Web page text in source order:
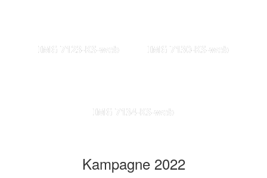
IMG 7123-KS-web IMG 7130-KS-web
IMG 7134-KS-web
Kampagne 2022